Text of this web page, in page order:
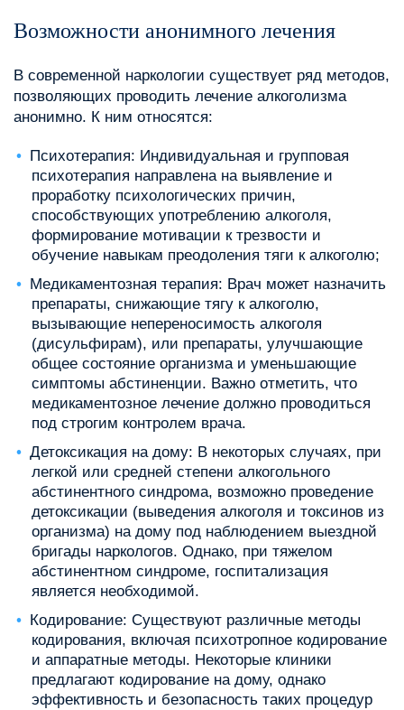
Возможности анонимного лечения
В современной наркологии существует ряд методов,
позволяющих проводить лечение алкоголизма
анонимно. К ним относятся:
Психотерапия: Индивидуальная и групповая
психотерапия направлена на выявление и
проработку психологических причин,
способствующих употреблению алкоголя,
формирование мотивации к трезвости и
обучение навыкам преодоления тяги к алкоголю;
Медикаментозная терапия: Врач может назначить
препараты, снижающие тягу к алкоголю,
вызывающие непереносимость алкоголя
(дисульфирам), или препараты, улучшающие
общее состояние организма и уменьшающие
симптомы абстиненции. Важно отметить, что
медикаментозное лечение должно проводиться
под строгим контролем врача.
Детоксикация на дому: В некоторых случаях, при
легкой или средней степени алкогольного
абстинентного синдрома, возможно проведение
детоксикации (выведения алкоголя и токсинов из
организма) на дому под наблюдением выездной
бригады наркологов. Однако, при тяжелом
абстинентном синдроме, госпитализация
является необходимой.
Кодирование: Существуют различные методы
кодирования, включая психотропное кодирование
и аппаратные методы. Некоторые клиники
предлагают кодирование на дому, однако
эффективность и безопасность таких процедур